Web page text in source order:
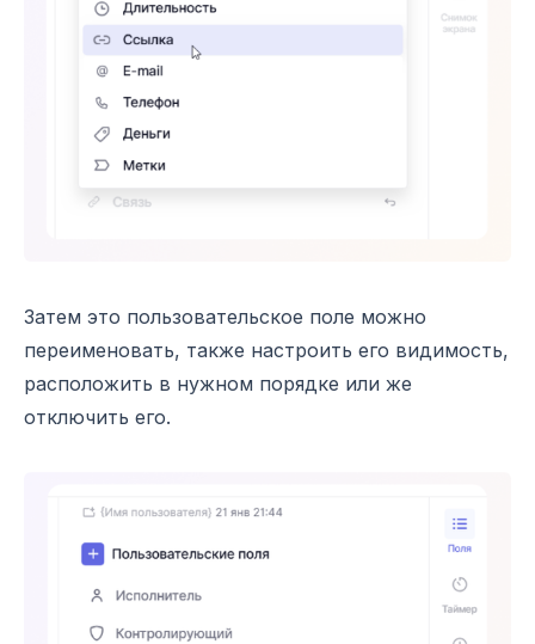
Затем это пользовательское поле можно
переименовать, также настроить его видимость,
расположить в нужном порядке или же
отключить его.